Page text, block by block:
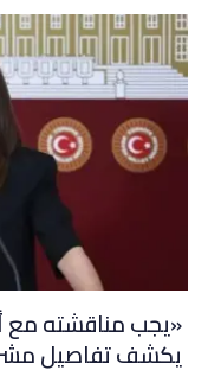
«يجب مناقشته مع
يكشف تفاصيل